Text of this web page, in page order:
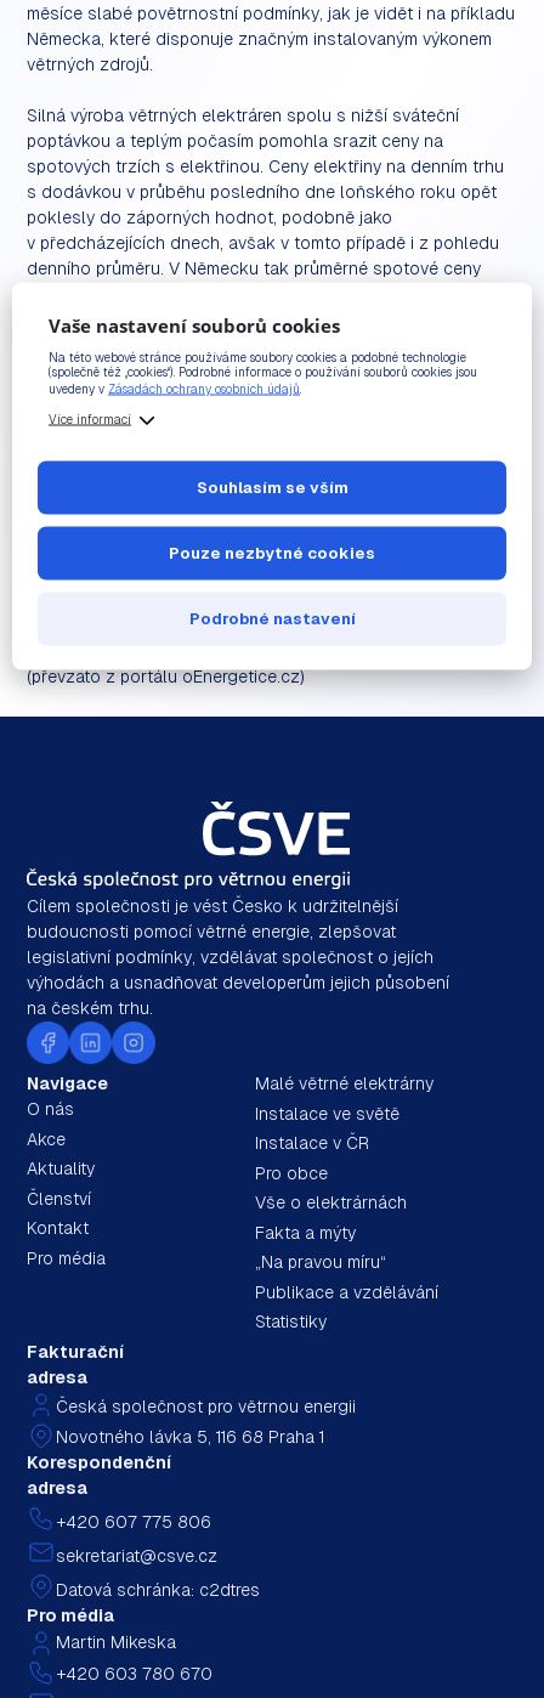
měsíce slabé povětrnostní podmínky, jak je vidět i na příkladu
Německa, které disponuje značným instalovaným výkonem
větrných zdrojů.
Silná výroba větrných elektráren spolu s nižší sváteční
poptávkou a teplým počasím pomohla srazit ceny na
spotových trzích s elektřinou. Ceny elektřiny na denním trhu
s dodávkou v průběhu posledního dne loňského roku opět
poklesly do záporných hodnot, podobně jako
v předcházejících dnech, avšak v tomto případě i z pohledu
denního průměru. V Německu tak průměrné spotové ceny
EUR/MWh.
Velmi silná výroby se tak rovněž podepsala na průměrných
cenách, které si provozovatelé mohli zajistit na spotovém
trhu. Zatímco průměrná německá větrná elektrárna mohla
EUR/MWh, během posledního dne by musela za prodej
elektřiny na trhu podle S&P Global zaplatit průměrně 0,86
EUR/MWh.
Celkově výroba evropských větrných elektráren v roce 2022
(převzato z portálu oEnergetice.cz)
Cílem společnosti je vést Česko k udržitelnější
budoucnosti pomocí větrné energie, zlepšovat
legislativní podmínky, vzdělávat společnost o jejích
výhodách a usnadňovat developerům jejich působení
na českém trhu.
Navigace
O nás
Akce
Aktuality
Členství
Kontakt
Pro média
Malé větrné elektrárny
Instalace ve světě
Instalace v ČR
Pro obce
Vše o elektrárnách
Fakta a mýty
„Na pravou míru“
Publikace a vzdělávání
Statistiky
Fakturační
adresa
Česká společnost pro větrnou energii
Novotného lávka 5, 116 68 Praha 1
Korespondenční
adresa
+420 607 775 806
sekretariat@csve.cz
Datová schránka: c2dtres
Pro média
Martin Mikeska
+420 603 780 670
Vaše nastavení souborů cookies
Na této webové stránce používáme soubory cookies a podobné technologie
(společně též „cookies“). Podrobné informace o používání souborů cookies jsou
uvedeny v Zásadách ochrany osobních údajů
Více informací
Souhlasím se vším
Pouze nezbytné cookies
Podrobné nastavení